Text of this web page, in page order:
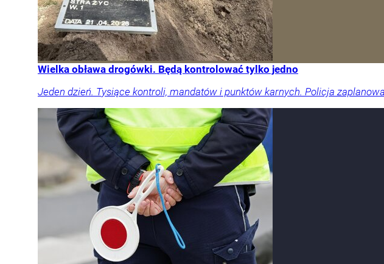
Wielka obława drogówki. Będą kontrolować tylko jedno
Jeden dzień. Tysiące kontroli, mandatów i punktów karnych. Policja